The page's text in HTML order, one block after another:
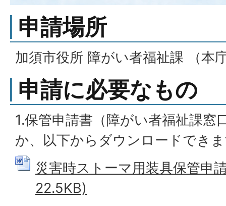
申請場所
加須市役所 障がい者福祉課 （本
申請に必要なもの
1.保管申請書（障がい者福祉課窓
か、以下からダウンロードでき
災害時ストーマ用装具保管申
22.5KB)